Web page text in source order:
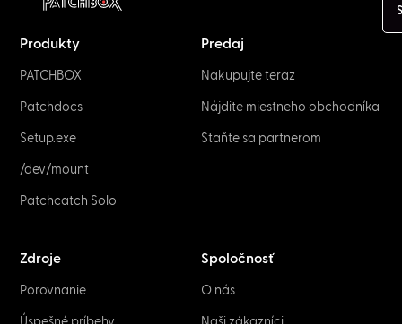
Produkty
PATCHBOX
Patchdocs
Setup.exe
/dev/mount
Patchcatch Solo
Predaj
Nakupujte teraz
Nájdite miestneho obchodníka
Staňte sa partnerom
Zdroje
Porovnanie
Spoločnosť
O nás